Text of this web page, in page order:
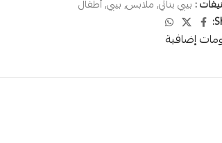
: بيبي بناتي, ملابس, بيبي,أطفال
إضافية